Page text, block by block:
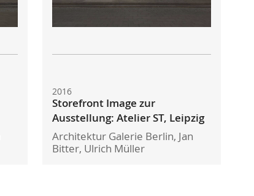
2016
Storefront Image zur
Ausstellung: Atelier ST, Leipzig
Architektur Galerie Berlin, Jan
Bitter, Ulrich Müller